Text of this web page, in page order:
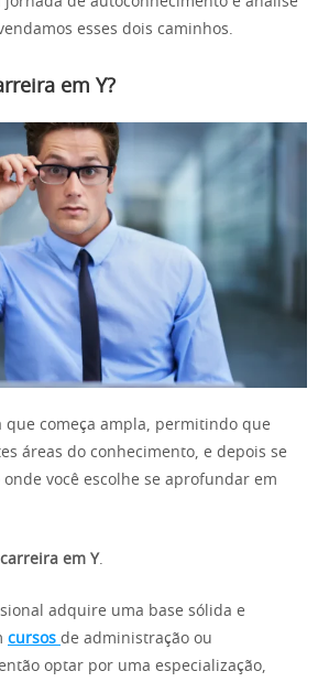
esses dois caminhos.
em Y?
que começa ampla, permitindo que
áreas do conhecimento, e depois se
você escolhe se aprofundar em
carreira em Y.
adquire uma base sólida e
cursos de administração ou
optar por uma especialização,